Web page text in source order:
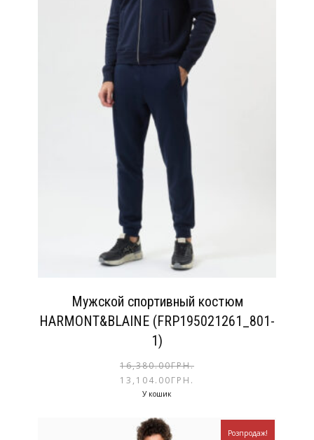
Мужской спортивный костюм
HARMONT&BLAINE (FRP195021261_801-
1)
16,380.00ГРН.
13,104.00ГРН.
У кошик
Розпродаж!